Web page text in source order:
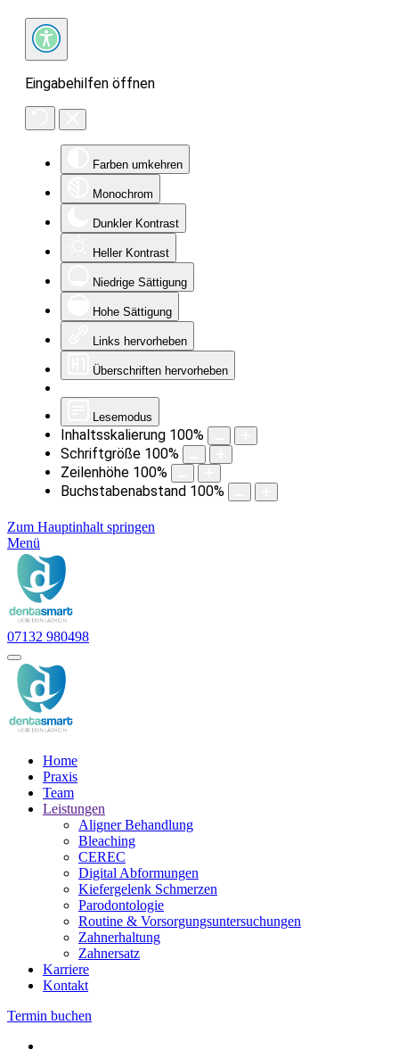
Eingabehilfen öffnen
Farben umkehren
Monochrom
Dunkler Kontrast
Heller Kontrast
Niedrige Sättigung
Hohe Sättigung
Links hervorheben
Überschriften hervorheben
Lesemodus
Inhaltsskalierung 100%
Schriftgröße 100%
Zeilenhöhe 100%
Buchstabenabstand 100%
Zum Hauptinhalt springen
Menü
07132 980498
Home
Praxis
Team
Leistungen
Aligner Behandlung
Bleaching
CEREC
Digital Abformungen
Kiefergelenk Schmerzen
Parodontologie
Routine & Vorsorgungsuntersuchungen
Zahnerhaltung
Zahnersatz
Karriere
Kontakt
Termin buchen